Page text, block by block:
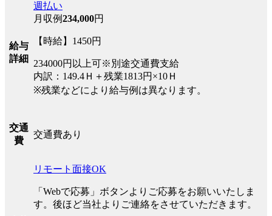
給与
詳細
週払い
月収例234,000円
【時給】1450円
234000円以上可※別途交通費支給
内訳：149.4Ｈ＋残業1813円×10Ｈ
※残業などにより給与例は異なります。
交通
費
交通費あり
リモート面接OK
「Webで応募」ボタンよりご応募をお願いいたしま
す。後ほど当社よりご連絡をさせていただきます。